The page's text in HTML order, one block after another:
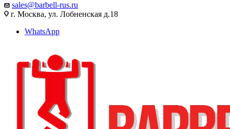
sales@barbell-rus.ru
г. Москва, ул. Лобненская д.18
WhatsApp